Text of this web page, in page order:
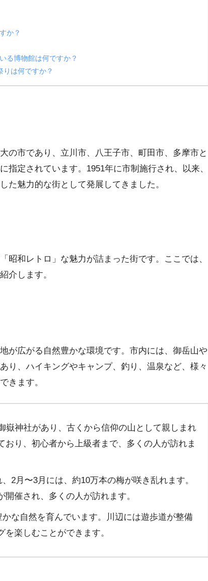
か？
る博物館は何ですか？
りは何ですか？
の市であり、立川市、八王子市、町田市、多摩市と
指定されています。1951年に市制施行され、以来、
た魅力的な街として発展してきました。
昭和レトロ」な魅力が詰まった街です。ここでは、
介します。
が広がる自然豊かな環境です。市内には、御岳山や
り、ハイキングやキャンプ、釣り、温泉など、様々
きます。
嶽神社があり、古くから信仰の山として親しまれ
おり、初心者から上級者まで、多くの人が訪れま
2月〜3月には、約10万本の梅が咲き乱れます。
催され、多くの人が訪れます。
な自然を育んでいます。川辺には遊歩道が整備
楽しむことができます。